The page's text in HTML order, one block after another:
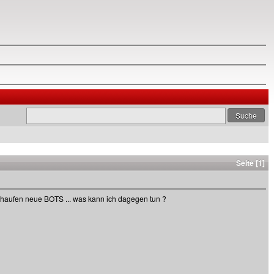
Seite [1]
neue BOTS ... was kann ich dagegen tun ?